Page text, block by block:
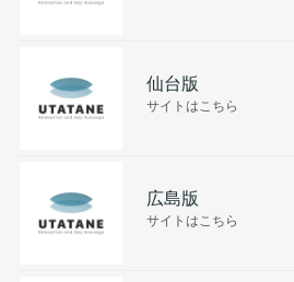
仙台版
サイトはこちら
広島版
サイトはこちら